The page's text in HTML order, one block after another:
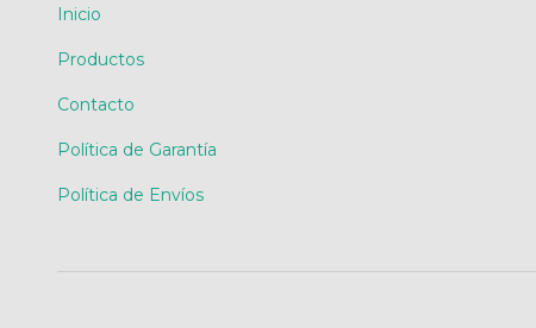
Inicio
Productos
Contacto
Política de Garantía
Política de Envíos